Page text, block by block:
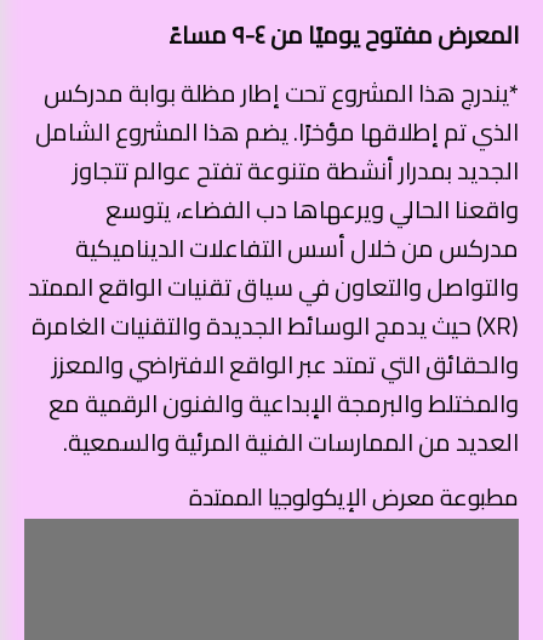
المعرض مفتوح يوميًا من ٤-٩ مساءً
*يندرج هذا المشروع تحت إطار مظلة بوابة مدركس
الذي تم إطلاقها مؤخرًا. يضم هذا المشروع الشامل
الجديد بمدرار أنشطة متنوعة تفتح عوالم تتجاوز
واقعنا الحالي ويرعهاها دب الفضاء، يتوسع
مدركس من خلال أسس التفاعلات الديناميكية
والتواصل والتعاون في سياق تقنيات الواقع الممتد
(XR) حيث يدمج الوسائط الجديدة والتقنيات الغامرة
والحقائق التي تمتد عبر الواقع الافتراضي والمعزز
والمختلط والبرمجة الإبداعية والفنون الرقمية مع
العديد من الممارسات الفنية المرئية والسمعية.
مطبوعة معرض الإيكولوجيا الممتدة